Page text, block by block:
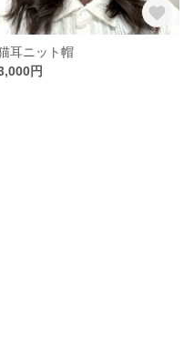
耳ニット帽
円